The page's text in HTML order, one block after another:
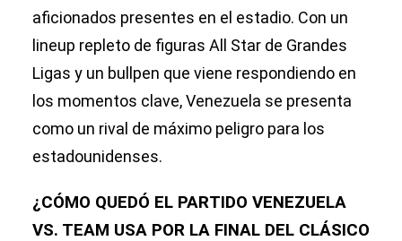
aficionados presentes en el estadio. Con un
lineup repleto de figuras All Star de Grandes
Ligas y un bullpen que viene respondiendo en
los momentos clave, Venezuela se presenta
como un rival de máximo peligro para los
estadounidenses.
¿CÓMO QUEDÓ EL PARTIDO VENEZUELA
VS. TEAM USA POR LA FINAL DEL CLÁSICO